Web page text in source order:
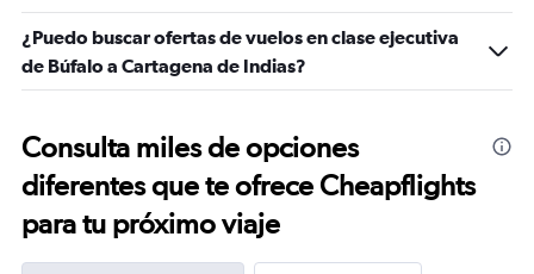
¿Puedo buscar ofertas de vuelos en clase ejecutiva
de Búfalo a Cartagena de Indias?
Consulta miles de opciones
diferentes que te ofrece Cheapflights
para tu próximo viaje